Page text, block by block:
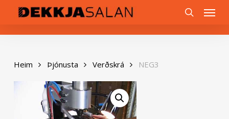
content
Menu
Heim Þjónusta Verðskrá NEG3